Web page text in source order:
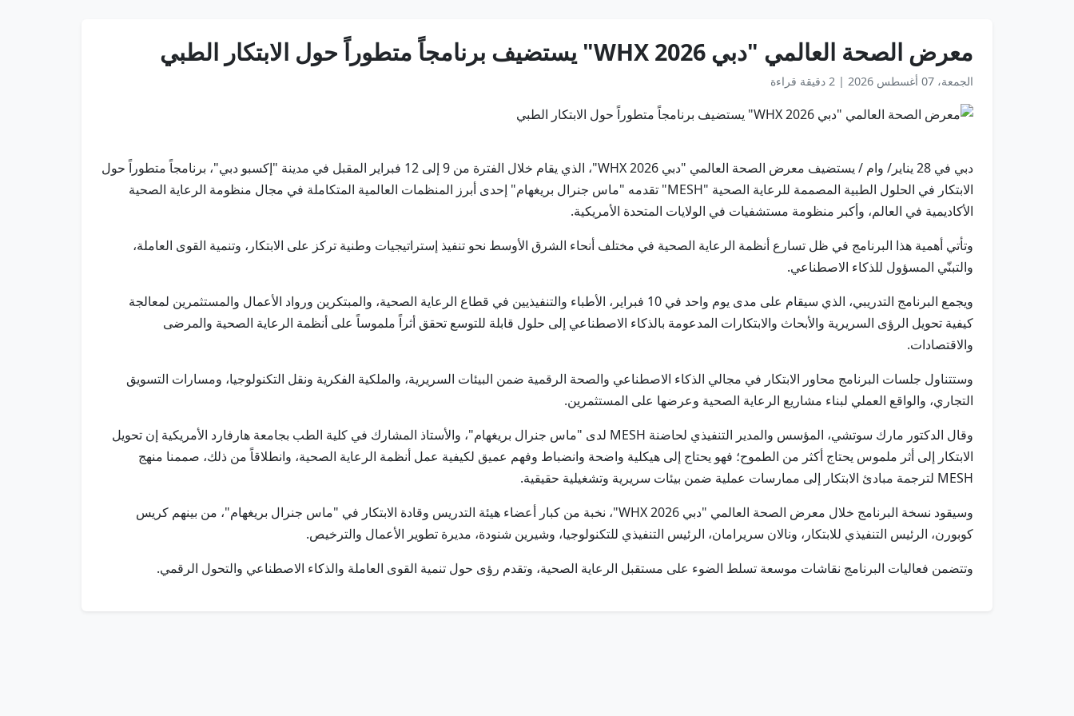
معرض الصحة العالمي "دبي WHX 2026" يستضيف برنامجاً متطوراً حول الابتكار الطبي
الجمعة، 07 أغسطس 2026 | 2 دقيقة قراءة
دبي في 28 يناير/ وام / يستضيف معرض الصحة العالمي "دبي WHX 2026"، الذي يقام خلال الفترة من 9 إلى 12 فبراير المقبل في مدينة "إكسبو دبي"، برنامجاً متطوراً حول
الابتكار في الحلول الطبية المصممة للرعاية الصحية "MESH" تقدمه "ماس جنرال بريغهام" إحدى أبرز المنظمات العالمية المتكاملة في مجال منظومة الرعاية الصحية
الأكاديمية في العالم، وأكبر منظومة مستشفيات في الولايات المتحدة الأمريكية.
وتأتي أهمية هذا البرنامج في ظل تسارع أنظمة الرعاية الصحية في مختلف أنحاء الشرق الأوسط نحو تنفيذ إستراتيجيات وطنية تركز على الابتكار، وتنمية القوى العاملة،
والتبنّي المسؤول للذكاء الاصطناعي.
ويجمع البرنامج التدريبي، الذي سيقام على مدى يوم واحد في 10 فبراير، الأطباء والتنفيذيين في قطاع الرعاية الصحية، والمبتكرين ورواد الأعمال والمستثمرين لمعالجة
كيفية تحويل الرؤى السريرية والأبحاث والابتكارات المدعومة بالذكاء الاصطناعي إلى حلول قابلة للتوسع تحقق أثراً ملموساً على أنظمة الرعاية الصحية والمرضى
والاقتصادات.
وستتناول جلسات البرنامج محاور الابتكار في مجالي الذكاء الاصطناعي والصحة الرقمية ضمن البيئات السريرية، والملكية الفكرية ونقل التكنولوجيا، ومسارات التسويق
التجاري، والواقع العملي لبناء مشاريع الرعاية الصحية وعرضها على المستثمرين.
وقال الدكتور مارك سوتشي، المؤسس والمدير التنفيذي لحاضنة MESH لدى "ماس جنرال بريغهام"، والأستاذ المشارك في كلية الطب بجامعة هارفارد الأمريكية إن تحويل
الابتكار إلى أثر ملموس يحتاج أكثر من الطموح؛ فهو يحتاج إلى هيكلية واضحة وانضباط وفهم عميق لكيفية عمل أنظمة الرعاية الصحية، وانطلاقاً من ذلك، صممنا منهج
MESH لترجمة مبادئ الابتكار إلى ممارسات عملية ضمن بيئات سريرية وتشغيلية حقيقية.
وسيقود نسخة البرنامج خلال معرض الصحة العالمي "دبي WHX 2026"، نخبة من كبار أعضاء هيئة التدريس وقادة الابتكار في "ماس جنرال بريغهام"، من بينهم كريس
كوبورن، الرئيس التنفيذي للابتكار، ونالان سريرامان، الرئيس التنفيذي للتكنولوجيا، وشيرين شنودة، مديرة تطوير الأعمال والترخيص.
وتتضمن فعاليات البرنامج نقاشات موسعة تسلط الضوء على مستقبل الرعاية الصحية، وتقدم رؤى حول تنمية القوى العاملة والذكاء الاصطناعي والتحول الرقمي.